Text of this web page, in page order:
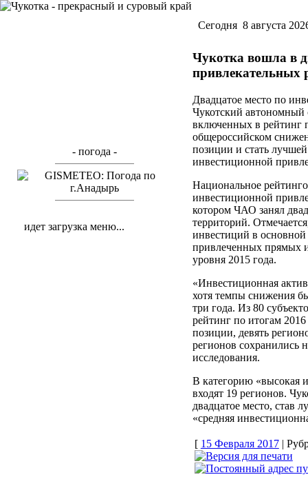
идет загрузка меню...
Cегодня 8 августа
- погода -
Чукотка вошла в
привлекательных
Двадцатое место по
Чукотский автономный
включенных в рейтинг
общероссийском
позиции и стать
инвестиционной
Национальное
инвестиционной
котором ЧАО занял
территорий.
инвестиций в основной
привлеченных прямых
уровня 2015 года.
«Инвестиционная
хотя темпы снижения
три года. Из 80
рейтинг по итогам
позиции, девять
регионов сохранились
исследования.
В категорию «высокая
входят 19 регионов.
двадцатое место, став
«средняя
[ 15 Февраля 2017|